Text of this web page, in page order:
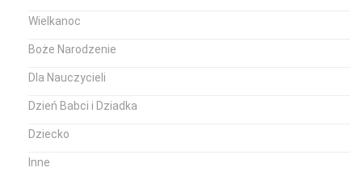
Wielkanoc
Boże Narodzenie
Dla Nauczycieli
Dzień Babci i Dziadka
Dziecko
Inne